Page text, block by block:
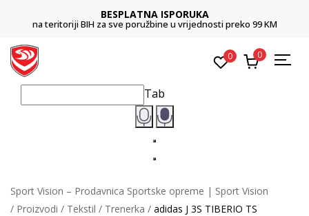
BESPLATNA ISPORUKA
na teritoriji BIH za sve poružbine u vrijednosti preko 99 KM
0 0
Tab
Sport Vision – Prodavnica Sportske opreme | Sport Vision
Proizvodi
Tekstil Trenerka adidas J 3S TIBERIO TS